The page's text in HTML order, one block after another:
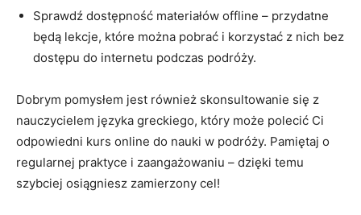
Sprawdź dostępność materiałów offline – przydatne
będą lekcje, które można pobrać i korzystać z nich bez⁢
dostępu do internetu ‍podczas podróży.
Dobrym pomysłem jest również skonsultowanie się z
⁤nauczycielem ​języka greckiego, który⁣ może polecić Ci
odpowiedni ​kurs online do nauki⁣ w podróży. ​Pamiętaj o
‌regularnej praktyce i zaangażowaniu⁣ – dzięki temu
⁣szybciej osiągniesz zamierzony cel!